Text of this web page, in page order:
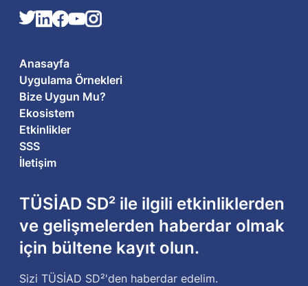
Anasayfa
Uygulama Örnekleri
Bize Uygun Mu?
Ekosistem
Etkinlikler
SSS
İletişim
TÜSİAD SD² ile ilgili etkinliklerden
ve gelişmelerden haberdar olmak
için bültene kayıt olun.
Sizi TÜSİAD SD²'den haberdar edelim.